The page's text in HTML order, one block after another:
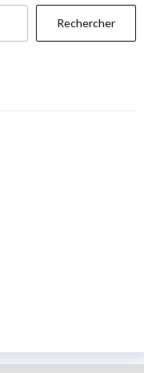
Rechercher